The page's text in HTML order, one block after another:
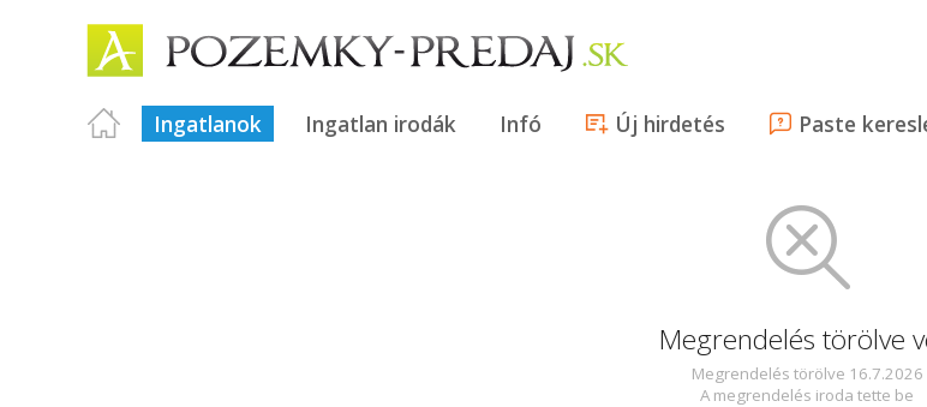
Ingatlanok Ingatlan irodák Infó Új hirdetés Paste
Megrendelés törölve
Megrendelés törölve 16.7.2026
A megrendelés iroda tette be